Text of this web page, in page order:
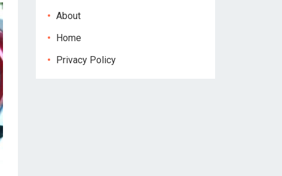
About
Home
Privacy Policy